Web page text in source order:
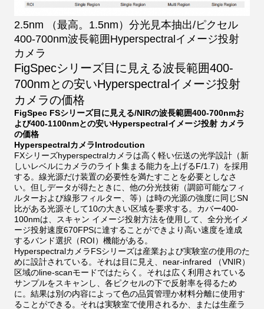
2.5nm （最高。1.5nm）分光見本抽出/ピクセル
400-700nm波長範囲Hyperspectralイメージ投射
カメラ
FigSpecシリーズ目に見える波長範囲400-
700nmとの安いHyperspectralイメージ投射
カメラの価格
FigSpec FSシリーズ目に見える/NIRの波長範囲400-700nmお
よび400-1100nmとの安いHyperspectralイメージ投射 カメラ
の価格
HyperspectralカメラIntrodcution
FXシリーズhyperspectralカメラは高く軽い伝送の光学設計（新
しいレベルにカメラのライト集まる能力を上げるF/1.7）を採用
する。線光源だけ装置の必要性を満たすことを必要としなさ
い。但しデータが得たときに、他の分光技術（調節可能なフィ
ルターおよび線形フィルター、等）は時の光源の強度に同じSN
比がある光源そして10の大きい区域を要求する。カバー400-
100nmは、スキャン イメージ投射方法を使用して、全分光イメ
ージ投射速度670FPSに達することができより高い速度を達成
するバンド選択（ROI）機能がある。
HyperspectralカメラFSシリーズは産業および実験室の使用のた
めに設計されている。それは目に見え、near-infrared （VNIR）
区域のline-scanモードではたらく。それは広く利用されている
サンプルをスキャンし、各ピクセルの下で反射率を得るため
に。結果は別の内容によって色の品質管理か材料分離に使用す
ることができる。それは実験室で使用されるか、または生産ラ